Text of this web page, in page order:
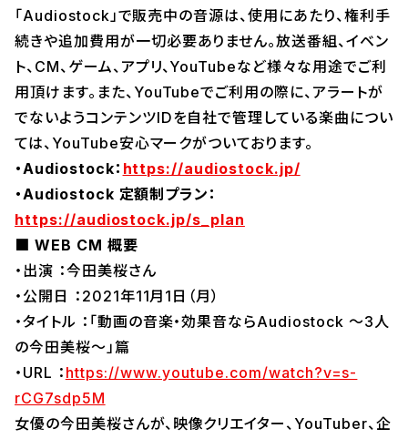
「Audiostock」で販売中の音源は、使用にあたり、権利手
続きや追加費用が一切必要ありません。放送番組、イベン
ト、CM、ゲーム、アプリ、YouTubeなど様々な用途でご利
用頂けます。また、YouTubeでご利用の際に、アラートが
でないようコンテンツIDを自社で管理している楽曲につい
ては、YouTube安心マークがついております。
・Audiostock： https://audiostock.jp/
・Audiostock 定額制プラン：
https://audiostock.jp/s_plan
■ WEB CM 概要
・出演 ：今田美桜さん
・公開日 ：2021年11月1日（月）
・タイトル ：「動画の音楽・効果音ならAudiostock ～3人
の今田美桜～」篇
・URL ： https://www.youtube.com/watch?v=s-
rCG7sdp5M
女優の今田美桜さんが、映像クリエイター、YouTuber、企